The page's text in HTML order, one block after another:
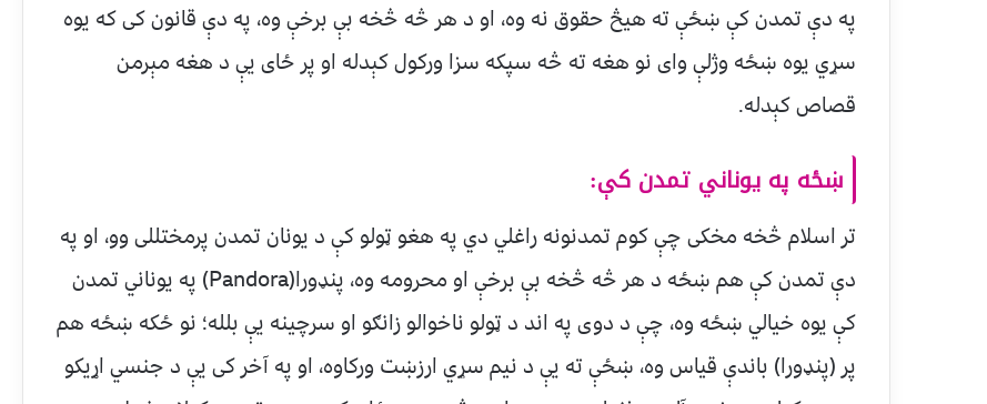
په دې تمدن کې ښځې ته هیڅ حقوق نه وه، او د هر څه څخه بې برخې وه، په دې قانون کی که یوه
سړي یوه ښځه وژلې وای نو هغه ته څه سپکه سزا ورکول کېدله او پر ځای یې د هغه مېرمن
قصاص کېدله.
ښځه په يوناني تمدن کې:
تر اسلام څخه مخکی چې کوم تمدنونه راغلي دي په هغو ټولو کې د یونان تمدن پرمختللی وو، او په
دې تمدن کې هم ښځه د هر څه څخه بې برخې او محرومه وه، پنډورا(Pandora) په یوناني تمدن
کې یوه خیالي ښځه وه، چې د دوی په اند د ټولو ناخوالو زانګو او سرچینه یې بلله؛ نو ځکه ښځه هم
پر (پنډورا) باندې قیاس وه، ښځې ته یې د نیم سړي ارزښت ورکاوه، او په آخر کی یې د جنسي اړیکو